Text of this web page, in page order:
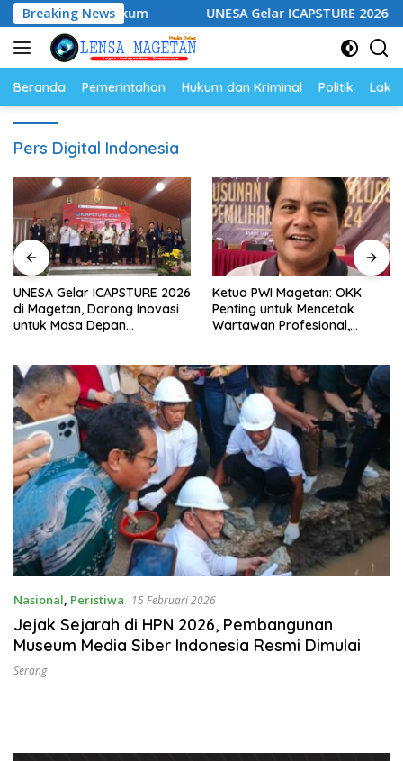
Langsung
ke
konten
Breaking News
Hukum UNESA Gelar ICAPSTURE 2026 di
Beranda Pemerintahan Hukum dan Kriminal Politik
Pers Digital Indonesia
UNESA Gelar ICAPSTURE 2026
di Magetan, Dorong Inovasi
untuk Masa Depan
Ketua PWI Magetan: OKK
Penting untuk Mencetak
Wartawan Profesional,
Nasional, Peristiwa 15 Februari 2026
Jejak Sejarah di HPN 2026, Pembangunan
Museum Media Siber Indonesia Resmi Dimulai
Serang